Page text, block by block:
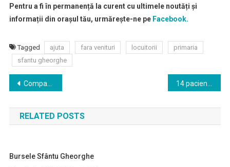
Pentru a fi în permanență la curent cu ultimele noutăți și
informații din orașul tău, urmărește-ne peFacebook.
Tagged ajuta fara venituri locuitorii
primaria
sfantu gheorghe
Navigare
în
articole
Compania de salubritate TEGA nu va emite facturi pe perioada stării de urgenţă
RELATED POSTS
Bursele Sfântu Gheorghe